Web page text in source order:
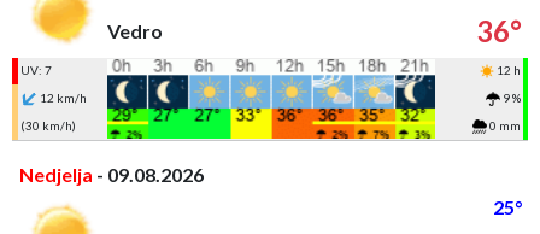
Vedro
36°
UV: 7
12 h
12 km/h
9 %
(30 km/h)
0 mm
Nedjelja - 09.08.2026
25°